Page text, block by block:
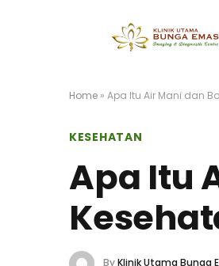
Home » Apa Itu Air Mani dan
KESEHATAN
Apa Itu
ByKlinik Utama Bunga